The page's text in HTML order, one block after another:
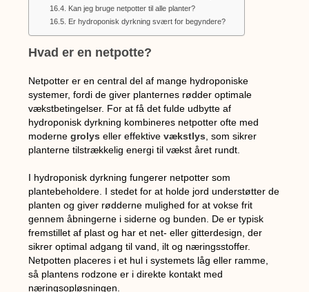
Kan jeg bruge netpotter til alle planter?
Er hydroponisk dyrkning svært for begyndere?
Hvad er en netpotte?
Netpotter er en central del af mange hydroponiske
systemer, fordi de giver planternes rødder optimale
vækstbetingelser. For at få det fulde udbytte af
hydroponisk dyrkning kombineres netpotter ofte med
modernegrolys eller effektivevækstlys , som sikrer
planterne tilstrækkelig energi til vækst året rundt.
I hydroponisk dyrkning fungerer netpotter som
plantebeholdere. I stedet for at holde jord understøtter de
planten og giver rødderne mulighed for at vokse frit
gennem åbningerne i siderne og bunden. De er typisk
fremstillet af plast og har et net- eller gitterdesign, der
sikrer optimal adgang til vand, ilt og næringsstoffer.
Netpotten placeres i et hul i systemets låg eller ramme,
så plantens rodzone er i direkte kontakt med
næringsopløsningen.